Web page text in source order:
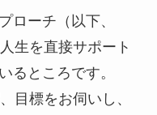
ローチ（以下、
生を直接サポート
るところです。
目標をお伺いし、